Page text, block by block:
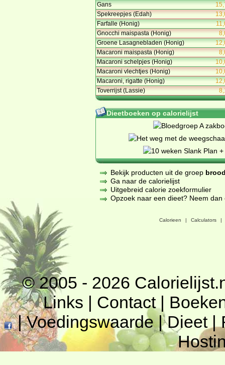
Gans
Spekreepjes (Edah)
Farfalle (Honig)
Gnocchi maispasta (Honig)
Groene Lasagnebladen (Honig)
Macaroni maispasta (Honig)
Macaroni schelpjes (Honig)
Macaroni vlechtjes (Honig)
Macaroni, rigatte (Honig)
Toverrijst (Lassie)
Dieetboeken op calorielijst
Bekijk producten uit de groep
Ga naar de calorielijst
Uitgebreid calorie zoekformulier
Opzoek naar een dieet? Neem
Calorieen | Calculators |
© 2005 - 2026
Links | Contact|
|Voedingswaarde|Dieet|